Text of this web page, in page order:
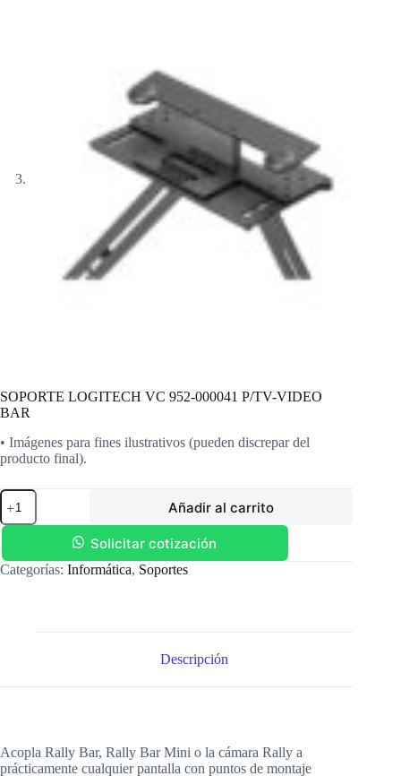
SOPORTE LOGITECH VC 952-000041 P/TV-VIDEO
BAR
• Imágenes para fines ilustrativos (pueden discrepar del
producto final).
SOPORTE
LOGITECH
VC
000041
P/TV-
Añadir al carrito
Solicitar cotización
Categorías: Informática, Soportes
Descripción
Acopla Rally Bar, Rally Bar Mini o la cámara Rally a
prácticamente cualquier pantalla con puntos de montaje